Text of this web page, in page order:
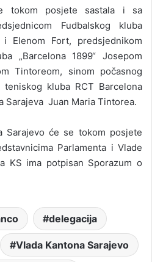
tokom posjete sastala i sa
Fudbalskog kluba
Elenom Fort, predsjednikom
„Barcelona 1899“ Josepom
Tintoreom, sinom počasnog
teniskog kluba RCT Barcelona
Sarajeva Juan Maria Tintorea.
Sarajevo će se tokom posjete
Parlamenta i Vlade
KS ima potpisan Sporazum o
delegacija
Vlada Kantona Sarajevo